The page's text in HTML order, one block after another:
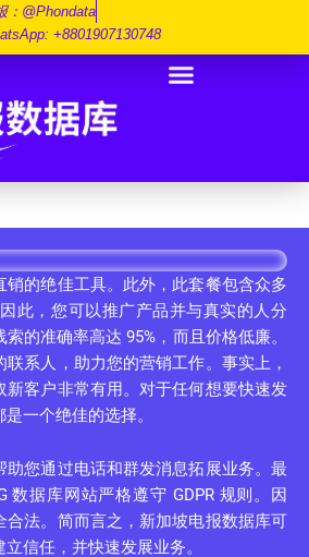
：@phondata
+8801907130748
销的绝佳工具。此外，此套餐包含众多
此，您可以推广产品并与真实的人分
的准确率高达 95%，而且价格低廉。
系人，助力您的营销工作。事实上，
新客户非常有用。对于任何想要快速发
一个绝佳的选择。
助您通过电话和群发消息拓展业务。最
数据库网站严格遵守 GDPR 规则。因
合法。简而言之，新加坡电报数据库可
信任，并快速发展业务。